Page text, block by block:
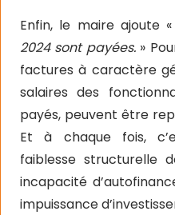
Enfin, le maire ajoute «
2024 sont payées.»
factures à caractère
salaires des
payés, peuvent être
Et à chaque fois,
faiblesse structurelle
incapacité
impuissance